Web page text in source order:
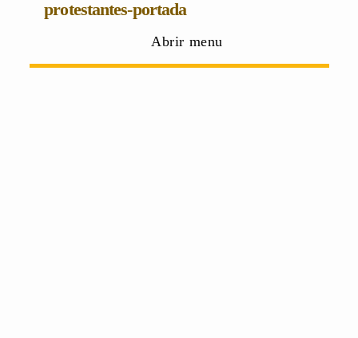
protestantes-portada
Abrir menu